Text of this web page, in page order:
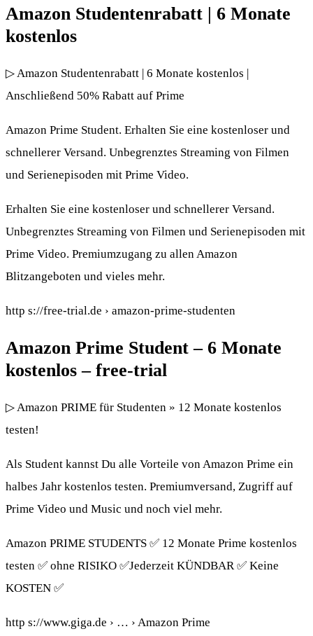
Amazon Studentenrabatt | 6 Monate
kostenlos
▷ Amazon Studentenrabatt | 6 Monate kostenlos |
Anschließend 50% Rabatt auf Prime
Amazon Prime Student. Erhalten Sie eine kostenloser und
schnellerer Versand. Unbegrenztes Streaming von Filmen
und Serienepisoden mit Prime Video.
Erhalten Sie eine kostenloser und schnellerer Versand.
Unbegrenztes Streaming von Filmen und Serienepisoden mit
Prime Video. Premiumzugang zu allen Amazon
Blitzangeboten und vieles mehr.
http s://free-trial.de › amazon-prime-studenten
Amazon Prime Student – 6 Monate
kostenlos – free-trial
▷ Amazon PRIME für Studenten » 12 Monate kostenlos
testen!
Als Student kannst Du alle Vorteile von Amazon Prime ein
halbes Jahr kostenlos testen. Premiumversand, Zugriff auf
Prime Video und Music und noch viel mehr.
Amazon PRIME STUDENTS ✅ 12 Monate Prime kostenlos
testen ✅ ohne RISIKO ✅Jederzeit KÜNDBAR ✅ Keine
KOSTEN ✅
http s://www.giga.de › … › Amazon Prime